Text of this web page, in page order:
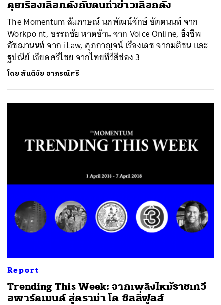
คุยเรื่องเลือกตั้งกับคนทำข่าวเลือกตั้ง
The Momentum สัมภาษณ์ นภพัฒน์จักษ์ อัตตนนท์ จาก
Workpoint, อรรถชัย หาดอ้าน จาก Voice Online, ยิ่งชีพ
อัชฌานนท์ จาก iLaw, ศุภกาญจน์ เรืองเดช จากมติชน และ
ฐปณีย์ เอียดศรีไชย จากไทยทีวีสีช่อง 3
โดย สันติชัย อาภรณ์ศรี
Report
Trending This Week: จากเพลิงไหม้ราชเทวี
อพาร์ตเมนต์ สู่ดราม่า โต ซิลลี่ฟูลส์